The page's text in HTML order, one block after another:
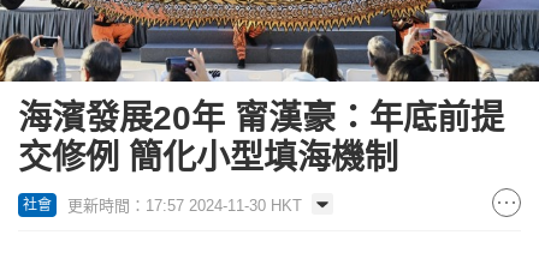
海濱發展20年 甯漢豪：年底前提
交修例 簡化小型填海機制
社會 更新時間：17:57 2024-11-30 HKT